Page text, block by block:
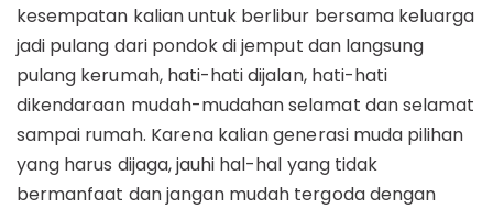
kesempatan kalian untuk berlibur bersama keluarga
jadi pulang dari pondok di jemput dan langsung
pulang kerumah, hati-hati dijalan, hati-hati
dikendaraan mudah-mudahan selamat dan selamat
sampai rumah. Karena kalian generasi muda pilihan
yang harus dijaga, jauhi hal-hal yang tidak
bermanfaat dan jangan mudah tergoda dengan